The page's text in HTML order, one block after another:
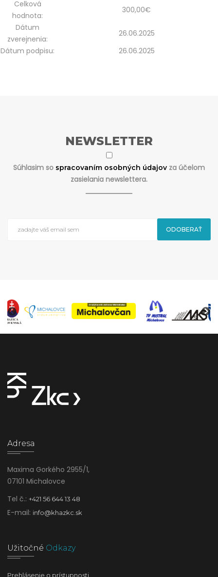
Celková
hodnota:
300,00€
Dátum
zverejnenia:
26.06.2025
Dátum podpisu:
26.06.2025
NEWSLETTER
Súhlasim so spracovaním osobných údajov za účelom
zasielania newslettera.
ODOBERAŤ
Adresa
Maxima Gorkého 2955/1,
07101 Michalovce
Tel č.: +421 56 644 13 48
E-mail: info@khazkc.sk
Užitočné Odkazy
Prehlásenie o prístupnosti